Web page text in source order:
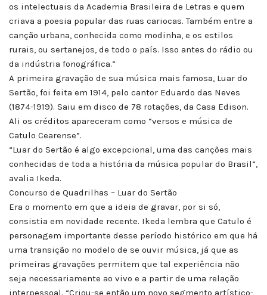
os intelectuais da Academia Brasileira de Letras e quem
criava a poesia popular das ruas cariocas. Também entre a
canção urbana, conhecida como modinha, e os estilos
rurais, ou sertanejos, de todo o país. Isso antes do rádio ou
da indústria fonográfica.”
A primeira gravação de sua música mais famosa, Luar do
Sertão, foi feita em 1914, pelo cantor Eduardo das Neves
(1874-1919). Saiu em disco de 78 rotações, da Casa Edison.
Ali os créditos apareceram como “versos e música de
Catulo Cearense”.
“Luar do Sertão é algo excepcional, uma das canções mais
conhecidas de toda a história da música popular do Brasil”,
avalia Ikeda.
Concurso de Quadrilhas – Luar do Sertão
Era o momento em que a ideia de gravar, por si só,
consistia em novidade recente. Ikeda lembra que Catulo é
personagem importante desse período histórico em que há
uma transição no modelo de se ouvir música, já que as
primeiras gravações permitem que tal experiência não
seja necessariamente ao vivo e a partir de uma relação
interpessoal. “Criou-se então um novo segmento artístico-